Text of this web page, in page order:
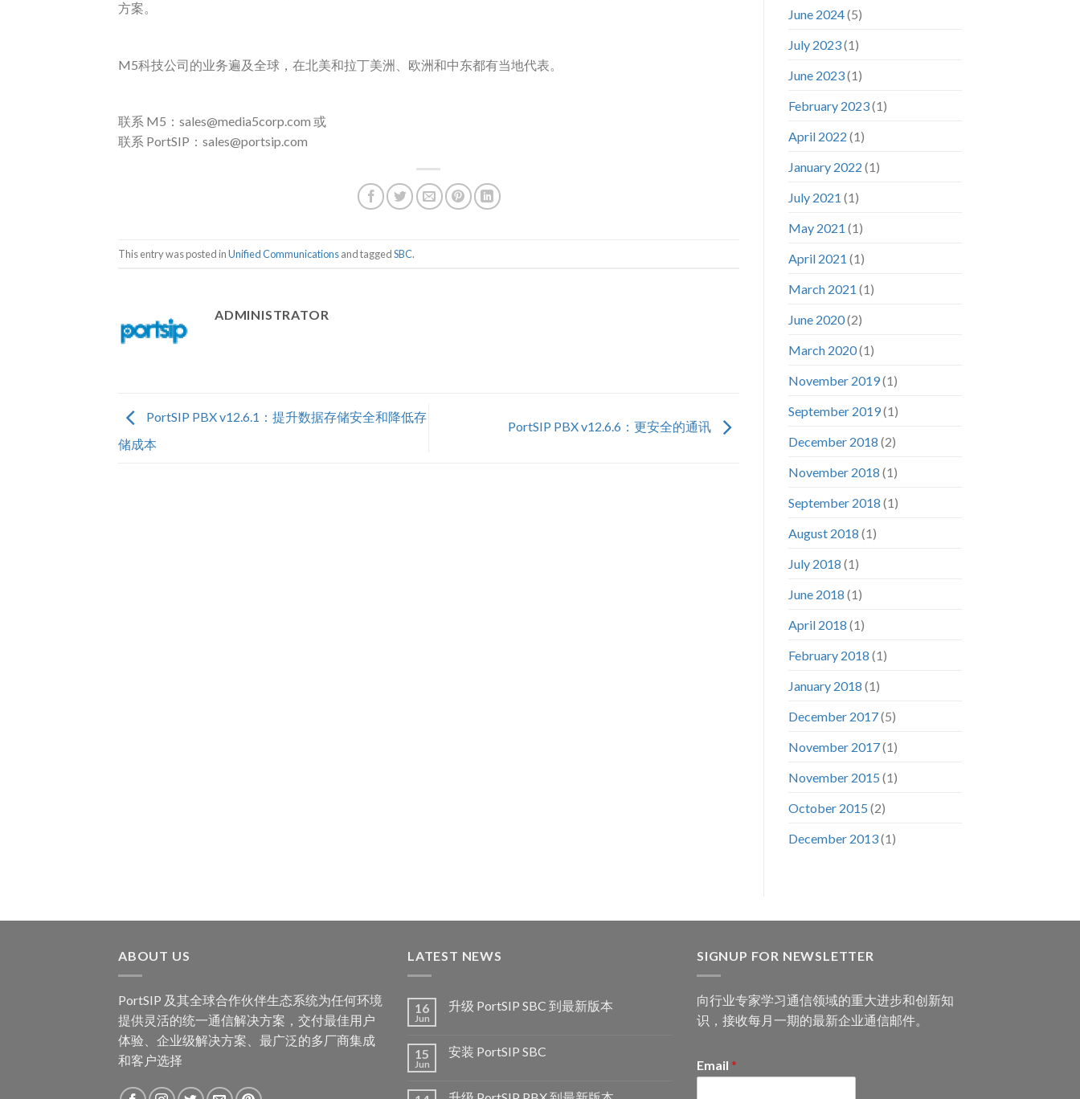
方案。
M5科技公司的业务遍及全球，在北美和拉丁美洲、欧洲和中东都有当地代表。
联系 M5：sales@media5corp.com 或
联系 PortSIP：sales@portsip.com
This entry was posted inUnified Communicationsand taggedSBC.
ADMINISTRATOR
PortSIP PBX v12.6.1：提升数据存储安全和降低存
储成本
PortSIP PBX v12.6.6：更安全的通讯
June 2024(5)
July 2023(1)
June 2023(1)
February 2023(1)
April 2022 (1)
January 2022 (1)
July 2021 (1)
May 2021 (1)
April 2021 (1)
March 2021 (1)
June 2020(2)
March 2020(1)
November 2019(1)
September 2019(1)
December 2018 (2)
November 2018 (1)
September 2018 (1)
August 2018 (1)
July 2018 (1)
June 2018 (1)
April 2018 (1)
February 2018 (1)
January 2018 (1)
December 2017(5)
November 2017(1)
November 2015 (1)
October 2015 (2)
December 2013(1)
ABOUT US
PortSIP 及其全球合作伙伴生态系统为任何环境
提供灵活的统一通信解决方案，交付最佳用户
体验、企业级解决方案、最广泛的多厂商集成
和客户选择
LATEST NEWS
16
Jun
升级 PortSIP SBC 到最新版本
15
Jun
安装 PortSIP SBC
SIGNUP FOR NEWSLETTER
向行业专家学习通信领域的重大进步和创新知
识，接收每月一期的最新企业通信邮件。
Email *